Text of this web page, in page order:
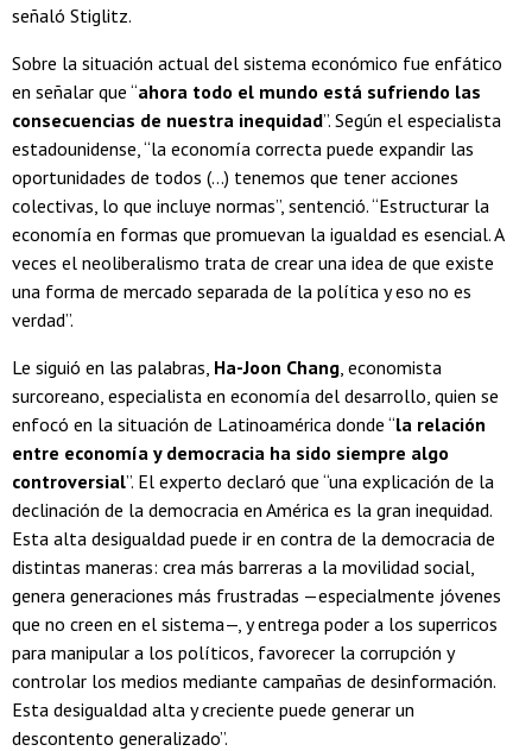
señaló Stiglitz.
Sobre la situación actual del sistema económico fue enfático
en señalar que “ahora todo el mundo está sufriendo las
consecuencias de nuestra inequidad”. Según el especialista
estadounidense, “la economía correcta puede expandir las
oportunidades de todos (...) tenemos que tener acciones
colectivas, lo que incluye normas”, sentenció. “Estructurar la
economía en formas que promuevan la igualdad es esencial. A
veces el neoliberalismo trata de crear una idea de que existe
una forma de mercado separada de la política y eso no es
verdad”.
Le siguió en las palabras, Ha-Joon Chang , economista
surcoreano, especialista en economía del desarrollo, quien se
enfocó en la situación de Latinoamérica donde “la relación
entre economía y democracia ha sido siempre algo
controversial”. El experto declaró que “una explicación de la
declinación de la democracia en América es la gran inequidad.
Esta alta desigualdad puede ir en contra de la democracia de
distintas maneras: crea más barreras a la movilidad social,
genera generaciones más frustradas —especialmente jóvenes
que no creen en el sistema—, y entrega poder a los superricos
para manipular a los políticos, favorecer la corrupción y
controlar los medios mediante campañas de desinformación.
Esta desigualdad alta y creciente puede generar un
descontento generalizado”.